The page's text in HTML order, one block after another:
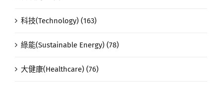
科技(Technology) (163)
綠能(Sustainable Energy) (78)
大健康(Healthcare) (76)